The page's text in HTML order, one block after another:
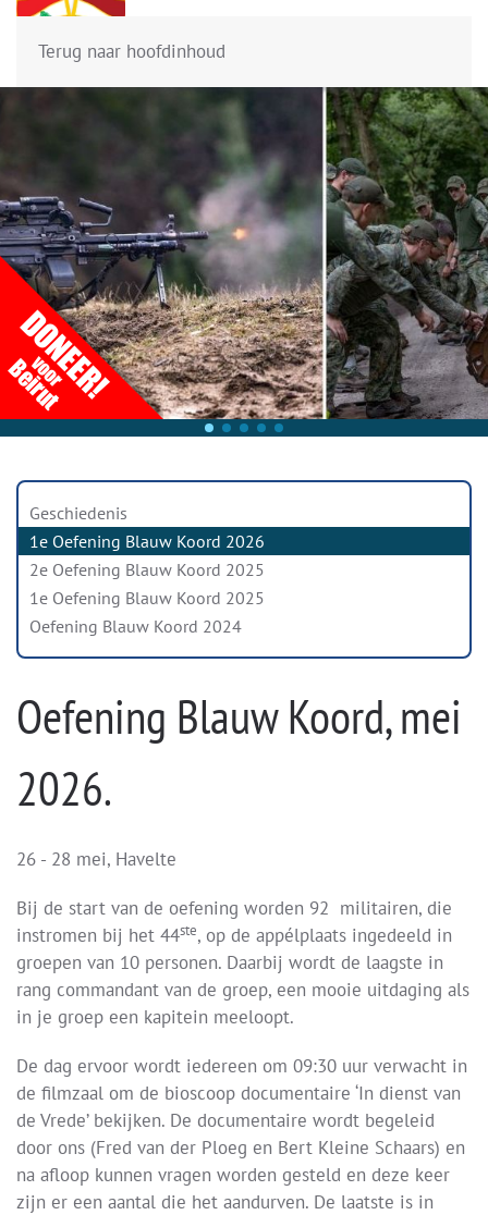
Terug naar hoofdinhoud
Geschiedenis
1e Oefening Blauw Koord 2026
2e Oefening Blauw Koord 2025
1e Oefening Blauw Koord 2025
Oefening Blauw Koord 2024
Oefening Blauw Koord, mei
2026.
26 - 28 mei, Havelte
Bij de start van de oefening worden 92 militairen, die
instromen bij het 44ste, op de appélplaats ingedeeld in
groepen van 10 personen. Daarbij wordt de laagste in
rang commandant van de groep, een mooie uitdaging als
in je groep een kapitein meeloopt.
De dag ervoor wordt iedereen om 09:30 uur verwacht in
de filmzaal om de bioscoop documentaire ‘In dienst van
de Vrede’ bekijken. De documentaire wordt begeleid
door ons (Fred van der Ploeg en Bert Kleine Schaars) en
na afloop kunnen vragen worden gesteld en deze keer
zijn er een aantal die het aandurven. De laatste is in